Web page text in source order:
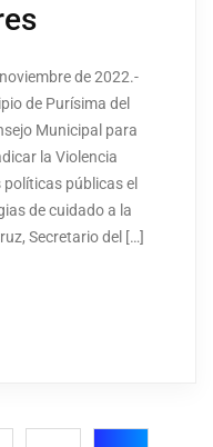
de 2022.-
de Purísima del
Municipal para
la Violencia
públicas el
de cuidado a la
Secretario del […]